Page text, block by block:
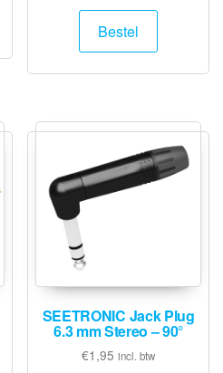
Bestel
SEETRONIC Jack Plug
6.3 mm Stereo – 90°
€1,95 incl. btw